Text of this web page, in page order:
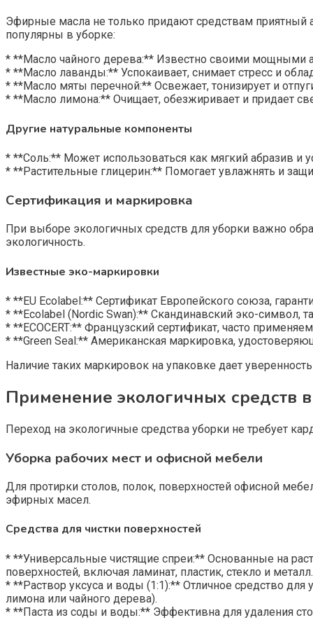
Эфирные масла не только придают средствам
популярны в уборке:
* **Масло чайного дерева:** Известно своими мощными
* **Масло лаванды:** Успокаивает, снимает стресс и
* **Масло мяты перечной:** Освежает, тонизирует и
* **Масло лимона:** Очищает, обезжиривает и придает
Другие натуральные компоненты
* **Соль:** Может использоваться как мягкий абразив и
* **Растительные глицерин:** Помогает увлажнять и
Сертификация и маркировка
При выборе экологичных средств для уборки важно
экологичность.
Известные эко-маркировки
* **EU Ecolabel:** Сертификат Европейского союза,
* **Ecolabel (Nordic Swan):** Скандинавский эко-символ,
* **ECOCERT:** Французский сертификат, часто
* **Green Seal:** Американская маркировка,
Наличие таких маркировок на упаковке дает
Применение экологичных средств
Переход на экологичные средства уборки не требует
Уборка рабочих мест и офисной мебели
Для протирки столов, полок, поверхностей офисной
эфирных масел.
Средства для чистки поверхностей
* **Универсальные чистящие спреи:** Основанные на
поверхностей, включая ламинат, пластик, стекло и металл.
* **Раствор уксуса и воды (1:1):** Отличное средство
лимона или чайного дерева).
* **Паста из соды и воды:** Эффективна для удаления